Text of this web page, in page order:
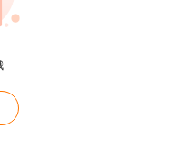
假日除外），
，下午13:00-
0531-51765541。
，讲的很好，幽默风